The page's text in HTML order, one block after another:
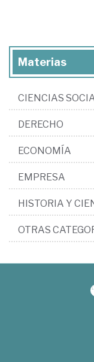
Materias
CIENCIAS
DERECHO
ECONOMÍA
EMPRESA
HISTORIA Y
OTRAS